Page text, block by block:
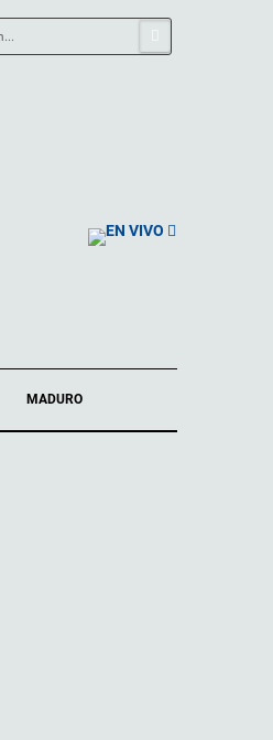
EN VIVO
MADURO